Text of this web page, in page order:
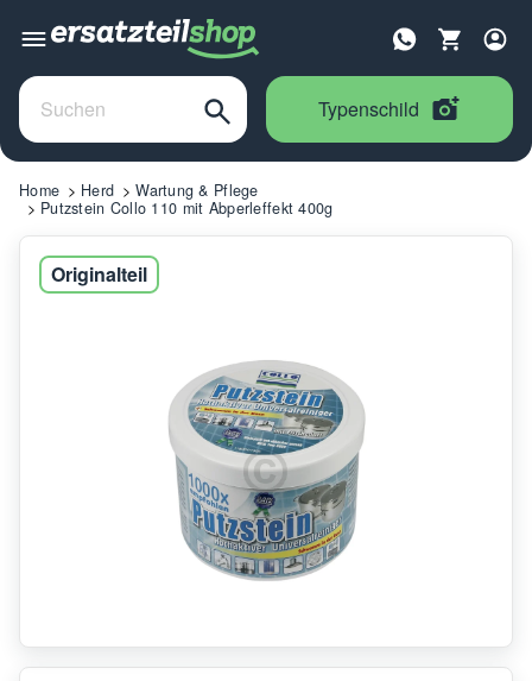
Typenschild
Home Herd
Wartung & Pflege
Putzstein Collo 110 mit Abperleffekt 400g
Originalteil